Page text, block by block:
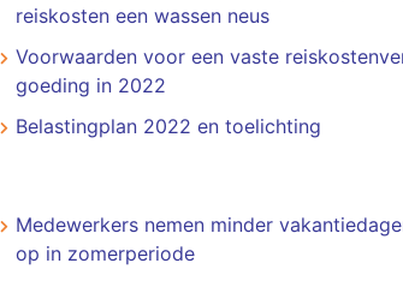
reiskosten een wassen neus
Voorwaarden voor een vaste
goe­ding in 2022
Belastingplan 2022 en toelichting
Medewerkers nemen minder
op in zomerperiode